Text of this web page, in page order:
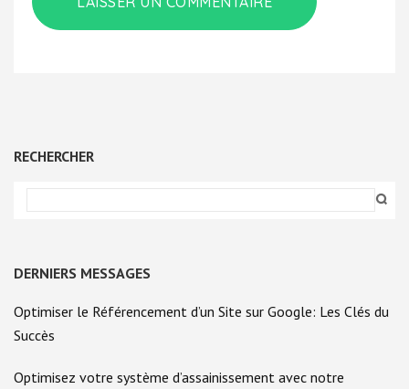
RECHERCHER
DERNIERS MESSAGES
Optimiser le Référencement d’un Site sur Google: Les Clés du
Succès
Optimisez votre système d’assainissement avec notre